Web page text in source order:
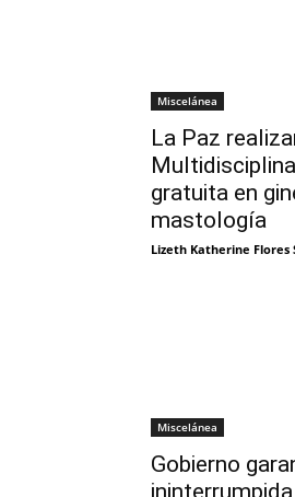
Miscelánea
La Paz
gratuita en
mastología
Lizeth Katherine Flores
Miscelánea
Gobierno